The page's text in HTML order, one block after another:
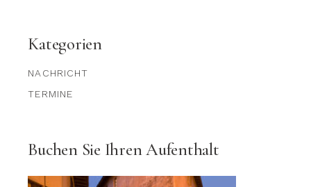
Kategorien
NACHRICHT
TERMINE
Buchen Sie Ihren Aufenthalt